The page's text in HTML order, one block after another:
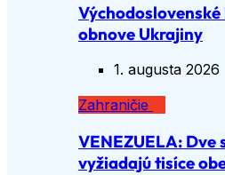
obnove Ukrajiny
1. augusta 2026
Zahraničie
VENEZUELA: Dve
vyžiadajú tisíce